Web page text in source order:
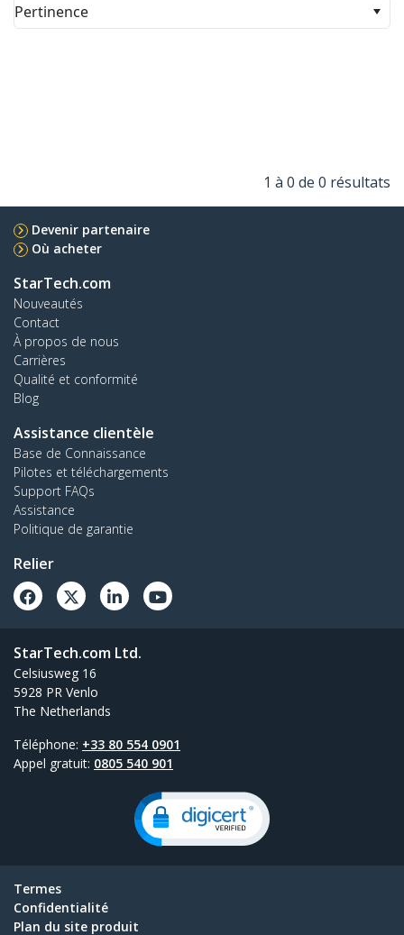
Pertinence
1 à 0 de 0 résultats
Devenir partenaire
Où acheter
StarTech.com
Nouveautés
Contact
À propos de nous
Carrières
Qualité et conformité
Blog
Assistance clientèle
Base de Connaissance
Pilotes et téléchargements
Support FAQs
Assistance
Politique de garantie
Relier
StarTech.com Ltd.
Celsiusweg 16
5928 PR Venlo
The Netherlands
Téléphone: +33 80 554 0901
Appel gratuit: 0805 540 901
Termes
Confidentialité
Plan du site produit